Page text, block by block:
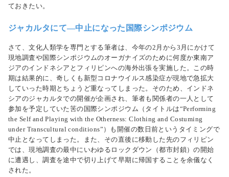
ておきたい。
ジャカルタにて―中止になった国際シンポジウム
さて、文化人類学を専門とする筆者は、今年の2月から3月にかけて
現地調査や国際シンポジウムのオーガナイズのために何度か東南ア
ジアのインドネシアとフィリピンへの海外出張を実施した。この時
期は結果的に、奇しくも新型コロナウイルス感染症が現地で急拡大
していった時期とちょうど重なってしまった。そのため、インドネ
シアのジャカルタでの開催が企画され、筆者も関係者の一人として
参加を予定していた筈の国際シンポジウム（タイトルは“Performing
the Self and Playing with the Otherness: Clothing and Costuming
under Transcultural conditions”）も開催の数日前というタイミングで
中止となってしまった。また、その直後に移動した先のフィリピン
では、現地調査の最中にいわゆるロックダウン（都市封鎖）の開始
に遭遇し、調査を途中で切り上げて早期に帰国することを余儀なく
された。